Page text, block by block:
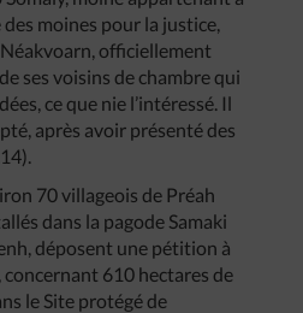
moines pour la justice,
officiellement
ses voisins de chambre qui
ce que nie l’intéressé. Il
après avoir présenté des
70 villageois de Préah
dans la pagode Samaki
déposent une pétition à
concernant 610 hectares de
le Site protégé de